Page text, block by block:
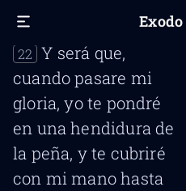
Exodo
estarás sobre la peña:
22 Y será que,
cuando pasare mi
gloria, yo te pondré
en una hendidura de
la peña, y te cubriré
con mi mano hasta